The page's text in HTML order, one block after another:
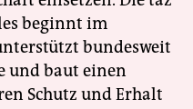
beginnt im
bundesweit
und baut einen
Schutz und Erhalt